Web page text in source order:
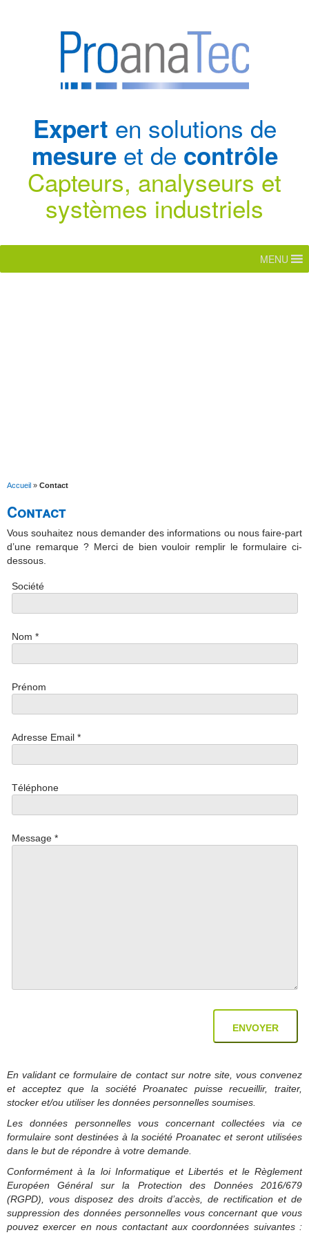
Expert en solutions de
mesureet de contrôle
Capteurs, analyseurs et
systèmes industriels
MENU
Accueil » Contact
Contact
Vous souhaitez nous demander des informations ou nous faire-part
d’une remarque ? Merci de bien vouloir remplir le formulaire ci-
dessous.
Société
Nom *
Prénom
Adresse Email *
Téléphone
Message *
En validant ce formulaire de contact sur notre site, vous convenez
et acceptez que la société Proanatec puisse recueillir, traiter,
stocker et/ou utiliser les données personnelles soumises.
Les données personnelles vous concernant collectées via ce
formulaire sont destinées à la société Proanatec et seront utilisées
dans le but de répondre à votre demande.
Conformément à la loi Informatique et Libertés et le Règlement
Européen Général sur la Protection des Données 2016/679
(RGPD), vous disposez des droits d’accès, de rectification et de
suppression des données personnelles vous concernant que vous
pouvez exercer en nous contactant aux coordonnées suivantes :